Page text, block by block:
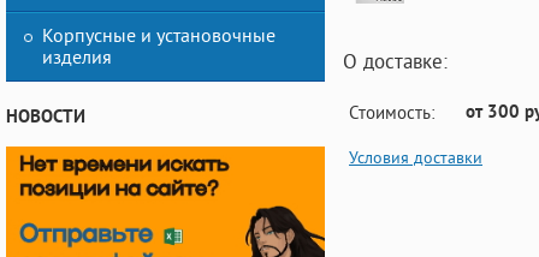
Корпусные и установочные
изделия
НОВОСТИ
О доставке:
Стоимость: от 300
Условия доставки